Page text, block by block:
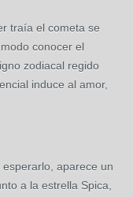
traía el cometa se
conocer el
zodiacal regido
induce al amor,
aparece un
a la estrella Spica,